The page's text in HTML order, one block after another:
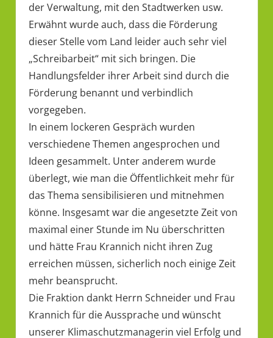
der Verwaltung, mit den Stadtwerken usw.
Erwähnt wurde auch, dass die Förderung
dieser Stelle vom Land leider auch sehr viel
„Schreibarbeit“ mit sich bringen. Die
Handlungsfelder ihrer Arbeit sind durch die
Förderung benannt und verbindlich
vorgegeben.
In einem lockeren Gespräch wurden
verschiedene Themen angesprochen und
Ideen gesammelt. Unter anderem wurde
überlegt, wie man die Öffentlichkeit mehr für
das Thema sensibilisieren und mitnehmen
könne. Insgesamt war die angesetzte Zeit von
maximal einer Stunde im Nu überschritten
und hätte Frau Krannich nicht ihren Zug
erreichen müssen, sicherlich noch einige Zeit
mehr beansprucht.
Die Fraktion dankt Herrn Schneider und Frau
Krannich für die Aussprache und wünscht
unserer Klimaschutzmanagerin viel Erfolg und